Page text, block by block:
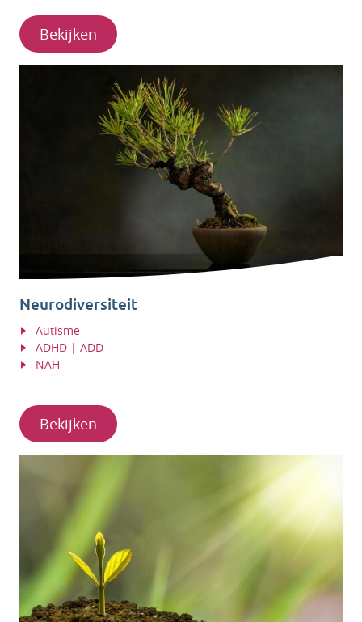
Bekijken
Neurodiversiteit
Autisme
ADHD | ADD
NAH
Bekijken